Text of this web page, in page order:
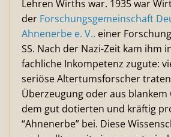
Lehren Wirths war. 1935 war
der Forschungsgemeinschaft
Ahnenerbe e. V.. einer
SS. Nach der Nazi-Zeit kam ihm
fachliche Inkompetenz zugute:
seriöse Altertumsforscher
Überzeugung oder aus
dem gut dotierten und kräftig
“Ahnenerbe” bei. Diese